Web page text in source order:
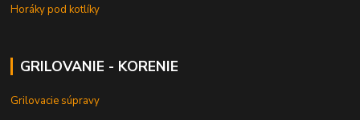
Horáky pod kotlíky
GRILOVANIE - KORENIE
Grilovacie súpravy